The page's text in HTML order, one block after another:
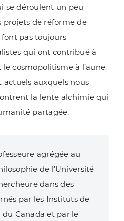
se déroulent un peu
projets de réforme de
pas toujours
qui ont contribué à
cosmopolitisme à l’aune
actuels auxquels nous
la lente alchimie qui
partagée.
agrégée au
de l’Université
dans des
par les Instituts de
Canada et par le